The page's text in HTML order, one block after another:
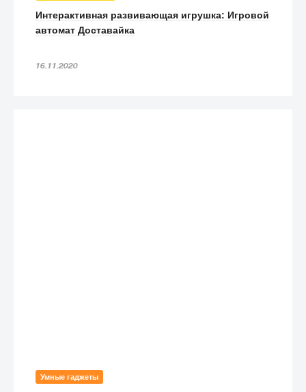
Интерактивная развивающая игрушка: Игровой
автомат Доставайка
16.11.2020
Умные гаджеты